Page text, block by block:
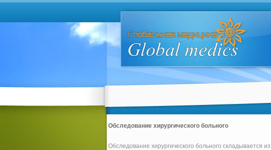
Обследование хирургического больного
Обследование хирургического больного складывается